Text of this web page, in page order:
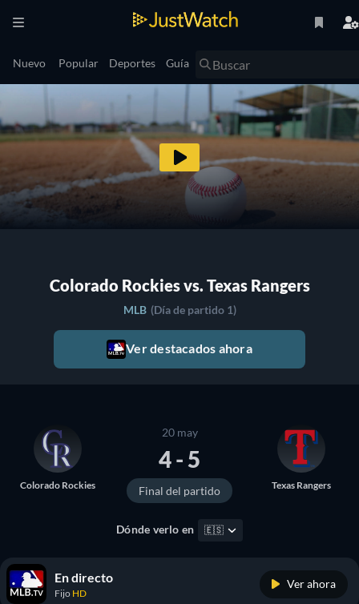
Nuevo Popular Deportes Guía
Colorado Rockies vs. Texas Rangers
MLB (Día de partido 1)
Ver destacados ahora
Colorado Rockies
20 may
4 - 5
Final del partido Texas Rangers
Dónde verlo en 🇪🇸
En directo
Fijo HD
Ver ahora